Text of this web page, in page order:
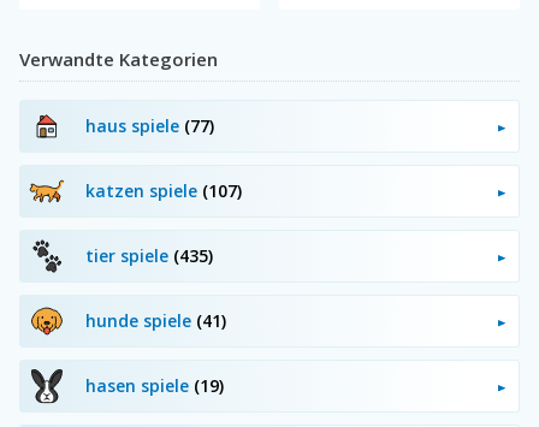
Verwandte Kategorien
haus spiele (77)
katzen spiele (107)
tier spiele (435)
hunde spiele (41)
hasen spiele (19)